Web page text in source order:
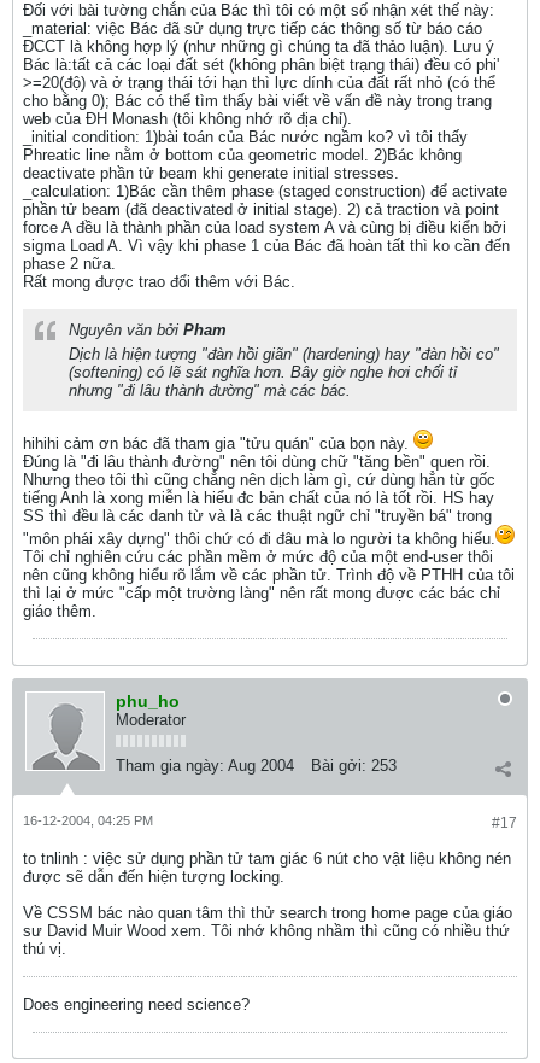
Đối với bài tường chắn của Bác thì tôi có một số nhận xét thế này:
_material: việc Bác đã sử dụng trực tiếp các thông số từ báo cáo
ĐCCT là không hợp lý (như những gì chúng ta đã thảo luận). Lưu ý
Bác là:tất cả các loại đất sét (không phân biệt trạng thái) đều có phi'
>=20(độ) và ở trạng thái tới hạn thì lực dính của đất rất nhỏ (có thể
cho bằng 0); Bác có thể tìm thấy bài viết về vấn đề này trong trang
web của ĐH Monash (tôi không nhớ rõ địa chỉ).
_initial condition: 1)bài toán của Bác nước ngầm ko? vì tôi thấy
Phreatic line nằm ở bottom của geometric model. 2)Bác không
deactivate phần tử beam khi generate initial stresses.
_calculation: 1)Bác cần thêm phase (staged construction) để activate
phần tử beam (đã deactivated ở initial stage). 2) cả traction và point
force A đều là thành phần của load system A và cùng bị điều kiển bởi
sigma Load A. Vì vậy khi phase 1 của Bác đã hoàn tất thì ko cần đến
phase 2 nữa.
Rất mong được trao đổi thêm với Bác.
Nguyên văn bởi Pham
Dịch là hiện tượng "đàn hồi giãn" (hardening) hay "đàn hồi co"
(softening) có lẽ sát nghĩa hơn. Bây giờ nghe hơi chối tỉ
nhưng "đi lâu thành đường" mà các bác.
hihihi cảm ơn bác đã tham gia "tửu quán" của bọn này.
Đúng là "đi lâu thành đường" nên tôi dùng chữ "tăng bền" quen rồi.
Nhưng theo tôi thì cũng chẳng nên dịch làm gì, cứ dùng hẳn từ gốc
tiếng Anh là xong miễn là hiểu đc bản chất của nó là tốt rồi. HS hay
SS thì đều là các danh từ và là các thuật ngữ chỉ "truyền bá" trong
"môn phái xây dựng" thôi chứ có đi đâu mà lo người ta không hiểu.
Tôi chỉ nghiên cứu các phần mềm ở mức độ của một end-user thôi
nên cũng không hiểu rõ lắm về các phần tử. Trình độ về PTHH của tôi
thì lại ở mức "cấp một trường làng" nên rất mong được các bác chỉ
giáo thêm.
phu_ho
Moderator
Tham gia ngày: Aug 2004 Bài gởi: 253
#17
16-12-2004, 04:25 PM
to tnlinh : việc sử dụng phần tử tam giác 6 nút cho vật liệu không nén
được sẽ dẫn đến hiện tượng locking.
Về CSSM bác nào quan tâm thì thử search trong home page của giáo
sư David Muir Wood xem. Tôi nhớ không nhầm thì cũng có nhiều thứ
thú vị.
Does engineering need science?